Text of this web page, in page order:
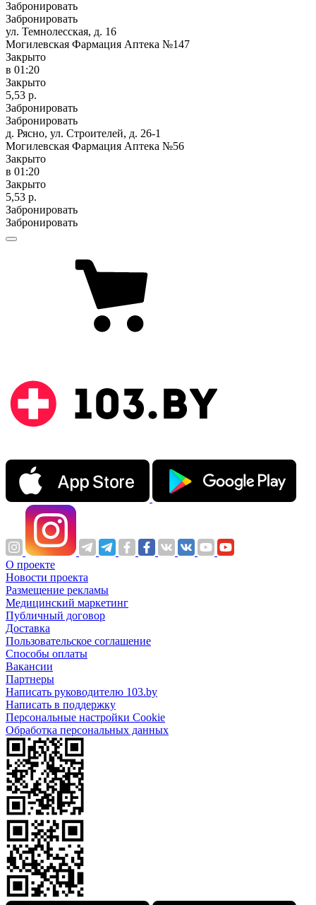
Забронировать
Забронировать
ул. Темнолесская, д. 16
Могилевская Фармация Аптека №147
Закрыто
в 01:20
Закрыто
5,53 р.
Забронировать
Забронировать
д. Рясно, ул. Строителей, д. 26-1
Могилевская Фармация Аптека №56
Закрыто
в 01:20
Закрыто
5,53 р.
Забронировать
Забронировать
О проекте
Новости проекта
Размещение рекламы
Медицинский маркетинг
Публичный договор
Доставка
Пользовательское соглашение
Способы оплаты
Вакансии
Партнеры
Написать руководителю 103.by
Написать в поддержку
Персональные настройки Cookie
Обработка персональных данных